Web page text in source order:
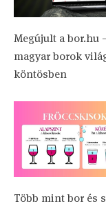
Megújult a bor.hu
magyar borok
köntösben
Több mint bor és